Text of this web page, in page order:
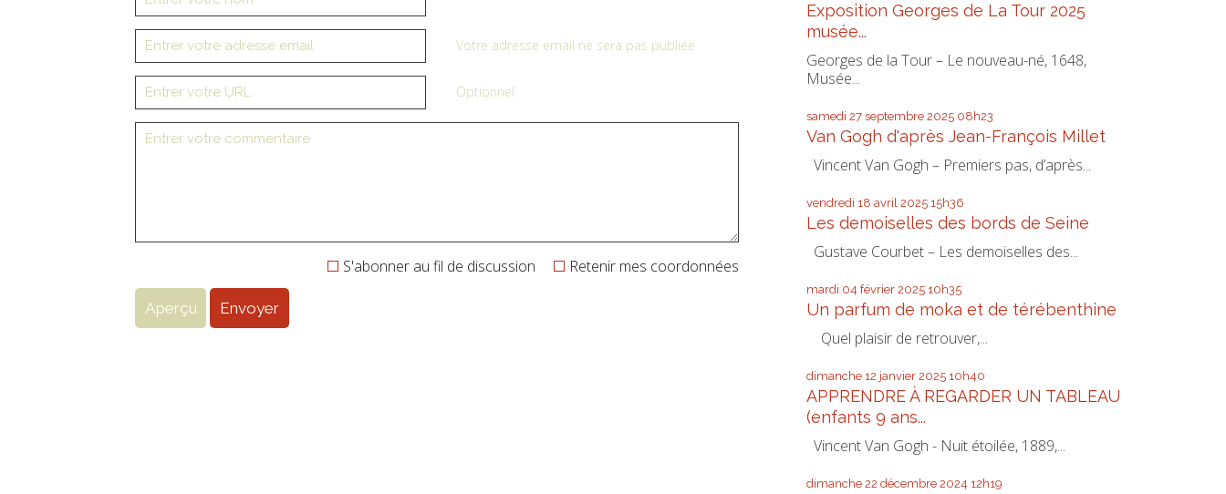
Votre adresse email ne sera pas publiée
Optionnel
Retenir mes coordonnées
S'abonner au fil de discussion
Exposition Georges de La Tour 2025
musée...
Georges de la Tour – Le nouveau-né, 1648,
Musée...
samedi 27 septembre 2025 08h23
Van Gogh d'après Jean-François Millet
Vincent Van Gogh – Premiers pas, d’après...
vendredi 18 avril 2025 15h36
Les demoiselles des bords de Seine
Gustave Courbet – Les demoiselles des...
mardi 04 février 2025 10h35
Un parfum de moka et de térébenthine
Quel plaisir de retrouver,...
dimanche 12 janvier 2025 10h40
APPRENDRE À REGARDER UN TABLEAU
(enfants 9 ans...
Vincent Van Gogh - Nuit étoilée, 1889,...
dimanche 22 décembre 2024 12h19